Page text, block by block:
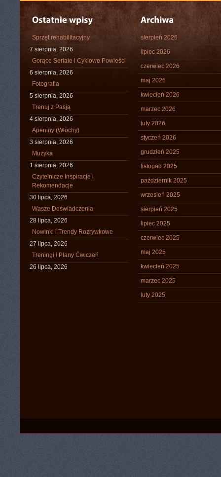
Sprzęt rehabilitacyjny
7 sierpnia, 2026
Gorące Seriale i Cyklowe Powieści
6 sierpnia, 2026
Fotografia
5 sierpnia, 2026
Trenuj z Pasją
4 sierpnia, 2026
Apeniny (Włochy)
3 sierpnia, 2026
Muzyka
1 sierpnia, 2026
Czytelnicze Inspiracje i
Rekomendacje
30 lipca, 2026
Wasze Doświadczenia
28 lipca, 2026
Nowinki i Trendy Rozrywkowe
27 lipca, 2026
Treningi i Plany Ćwiczeń
26 lipca, 2026
sierpień 2026
lipiec 2026
czerwiec 2026
maj 2026
kwiecień 2026
marzec 2026
luty 2026
styczeń 2026
grudzień 2025
listopad 2025
październik 2025
wrzesień 2025
sierpień 2025
lipiec 2025
czerwiec 2025
maj 2025
kwiecień 2025
marzec 2025
luty 2025